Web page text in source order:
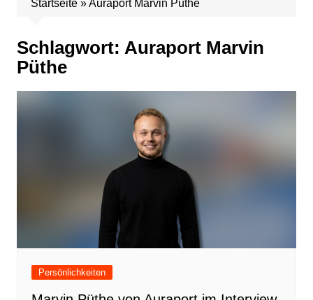
Startseite»Auraport Marvin Püthe
Schlagwort: Auraport Marvin
Püthe
Persönlichkeiten